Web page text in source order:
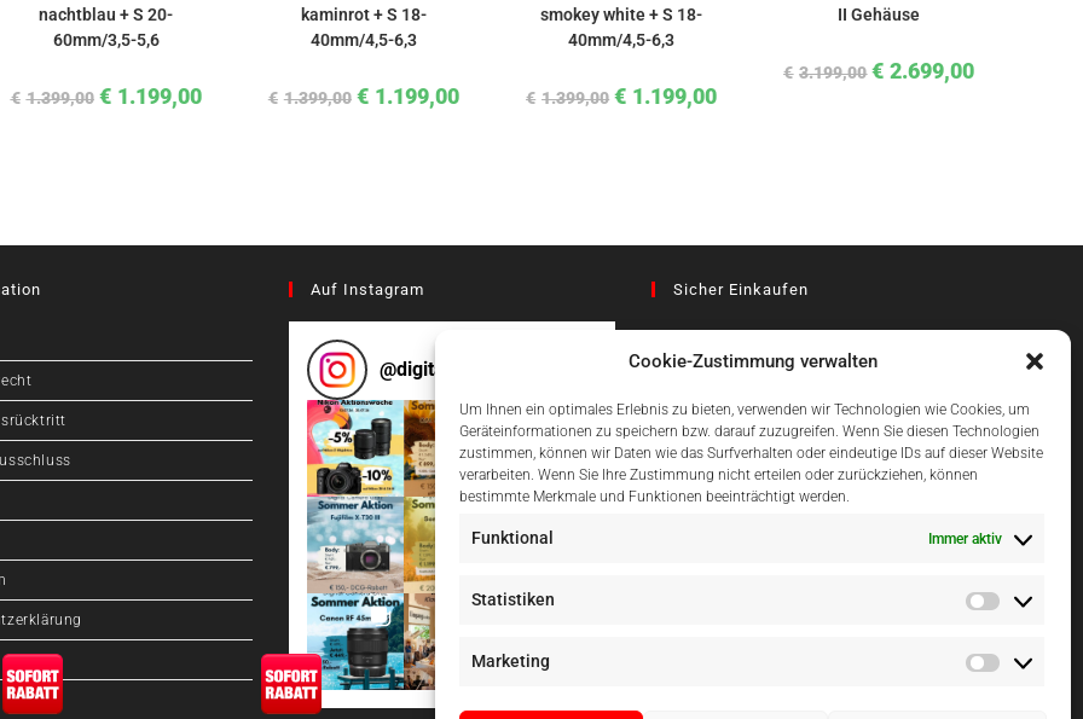
Cookie-Zustimmung verwalten
Um Ihnen ein optimales Erlebnis zu bieten, verwenden wir Technologien wie Cookies, um
Geräteinformationen zu speichern bzw. darauf zuzugreifen. Wenn Sie diesen Technologien
zustimmen, können wir Daten wie das Surfverhalten oder eindeutige IDs auf dieser Website
verarbeiten. Wenn Sie Ihre Zustimmung nicht erteilen oder zurückziehen, können
bestimmte Merkmale und Funktionen beeinträchtigt werden.
Funktional Immer aktiv
Statistiken
Marketing
nachtblau + S 20-
60mm/3,5-5,6
€ 1.399,00 € 1.199,00
kaminrot + S 18-
40mm/4,5-6,3
€ 1.399,00 € 1.199,00
smokey white + S 18-
40mm/4,5-6,3
€ 1.399,00 € 1.199,00
II Gehäuse
€ 3.199,00 € 2.699,00
Auf Instagram
@digitalcameragraz
Sicher Einkaufen
Einfach Online Bezahlen